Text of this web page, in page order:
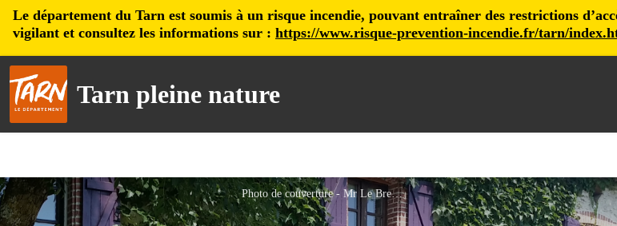
Le département du Tarn est soumis à un risque incendie, pouvant entraîner des restrictions
vigilant et consultez les informations sur : https://www.risque-prevention-incendie.fr/tarn/
Tarn pleine nature
Photo de couverture - Mr Le Breton